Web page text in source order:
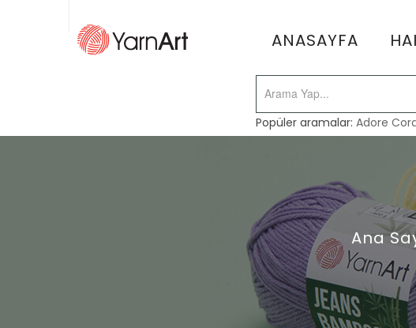
ANASAYFA
Popüler aramalar:Adore
Ana